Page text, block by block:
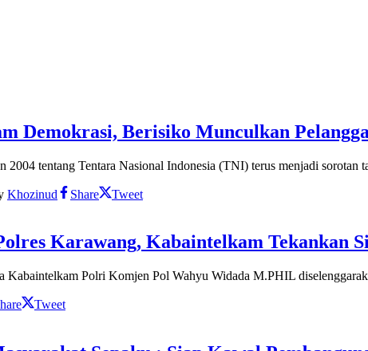
Demokrasi, Berisiko Munculkan
2004 tentang Tentara Nasional Indonesia (TNI) terus menjadi sorotan
Khozinud Share Tweet
Karawang, Kabaintelkam Tekankan
Kabaintelkam Polri Komjen Pol Wahyu Widada M.PHIL
Tweet